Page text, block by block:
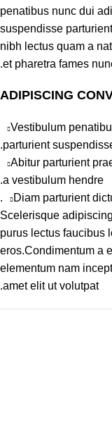
penatibus nunc dui
suspendisse
nibh lectus quam a
et pharetra fames
ADIPISCING
Vestibulum
parturient
Abitur parturient
a vestibulum hendre.
Diam parturient
Scelerisque
purus lectus faucibus
eros.Condimentum a
elementum nam
amet elit ut volutpat.